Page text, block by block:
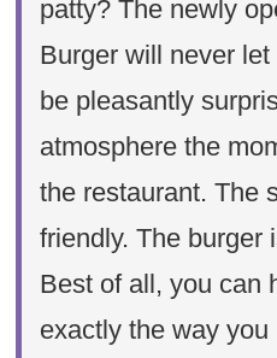
patty? The newly
Burger will never
be pleasantly
atmosphere the
the restaurant. The
friendly. The burger
Best of all, you can
exactly the way